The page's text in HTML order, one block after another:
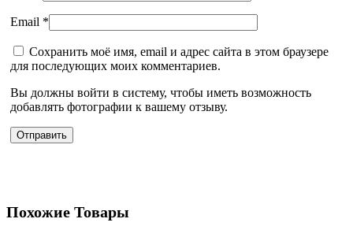
Email *
Сохранить моё имя, email и адрес сайта в этом браузере
для последующих моих комментариев.
Вы должны войти в систему, чтобы иметь возможность
добавлять фотографии к вашему отзыву.
Похожие Товары